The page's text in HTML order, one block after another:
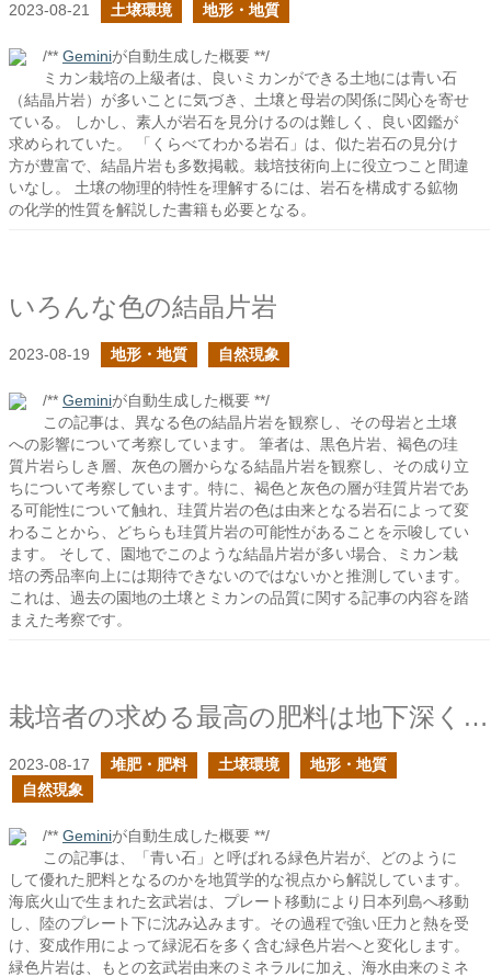
2023-08-21 土壌環境 地形・地質
/** Geminiが自動生成した概要 **/
ミカン栽培の上級者は、良いミカンができる土地には青い石
（結晶片岩）が多いことに気づき、土壌と母岩の関係に関心を寄せ
ている。 しかし、素人が岩石を見分けるのは難しく、良い図鑑が
求められていた。 「くらべてわかる岩石」は、似た岩石の見分け
方が豊富で、結晶片岩も多数掲載。栽培技術向上に役立つこと間違
いなし。 土壌の物理的特性を理解するには、岩石を構成する鉱物
の化学的性質を解説した書籍も必要となる。
いろんな色の結晶片岩
2023-08-19 地形・地質 自然現象
/** Geminiが自動生成した概要 **/
この記事は、異なる色の結晶片岩を観察し、その母岩と土壌
への影響について考察しています。 筆者は、黒色片岩、褐色の珪
質片岩らしき層、灰色の層からなる結晶片岩を観察し、その成り立
ちについて考察しています。特に、褐色と灰色の層が珪質片岩であ
る可能性について触れ、珪質片岩の色は由来となる岩石によって変
わることから、どちらも珪質片岩の可能性があることを示唆してい
ます。 そして、園地でこのような結晶片岩が多い場合、ミカン栽
培の秀品率向上には期待できないのではないかと推測しています。
これは、過去の園地の土壌とミカンの品質に関する記事の内容を踏
まえた考察です。
栽培者の求める最高の肥料は地下深くで形成される
2023-08-17 堆肥・肥料 土壌環境
地形・地質
自然現象
/** Geminiが自動生成した概要 **/
この記事は、「青い石」と呼ばれる緑色片岩が、どのように
して優れた肥料となるのかを地質学的な視点から解説しています。
海底火山で生まれた玄武岩は、プレート移動により日本列島へ移動
し、陸のプレート下に沈み込みます。その過程で強い圧力と熱を受
け、変成作用によって緑泥石を多く含む緑色片岩へと変化します。
緑色片岩は、もとの玄武岩由来のミネラルに加え、海水由来のミネ